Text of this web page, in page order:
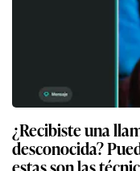
¿Recibiste una
desconocida?
estas son las